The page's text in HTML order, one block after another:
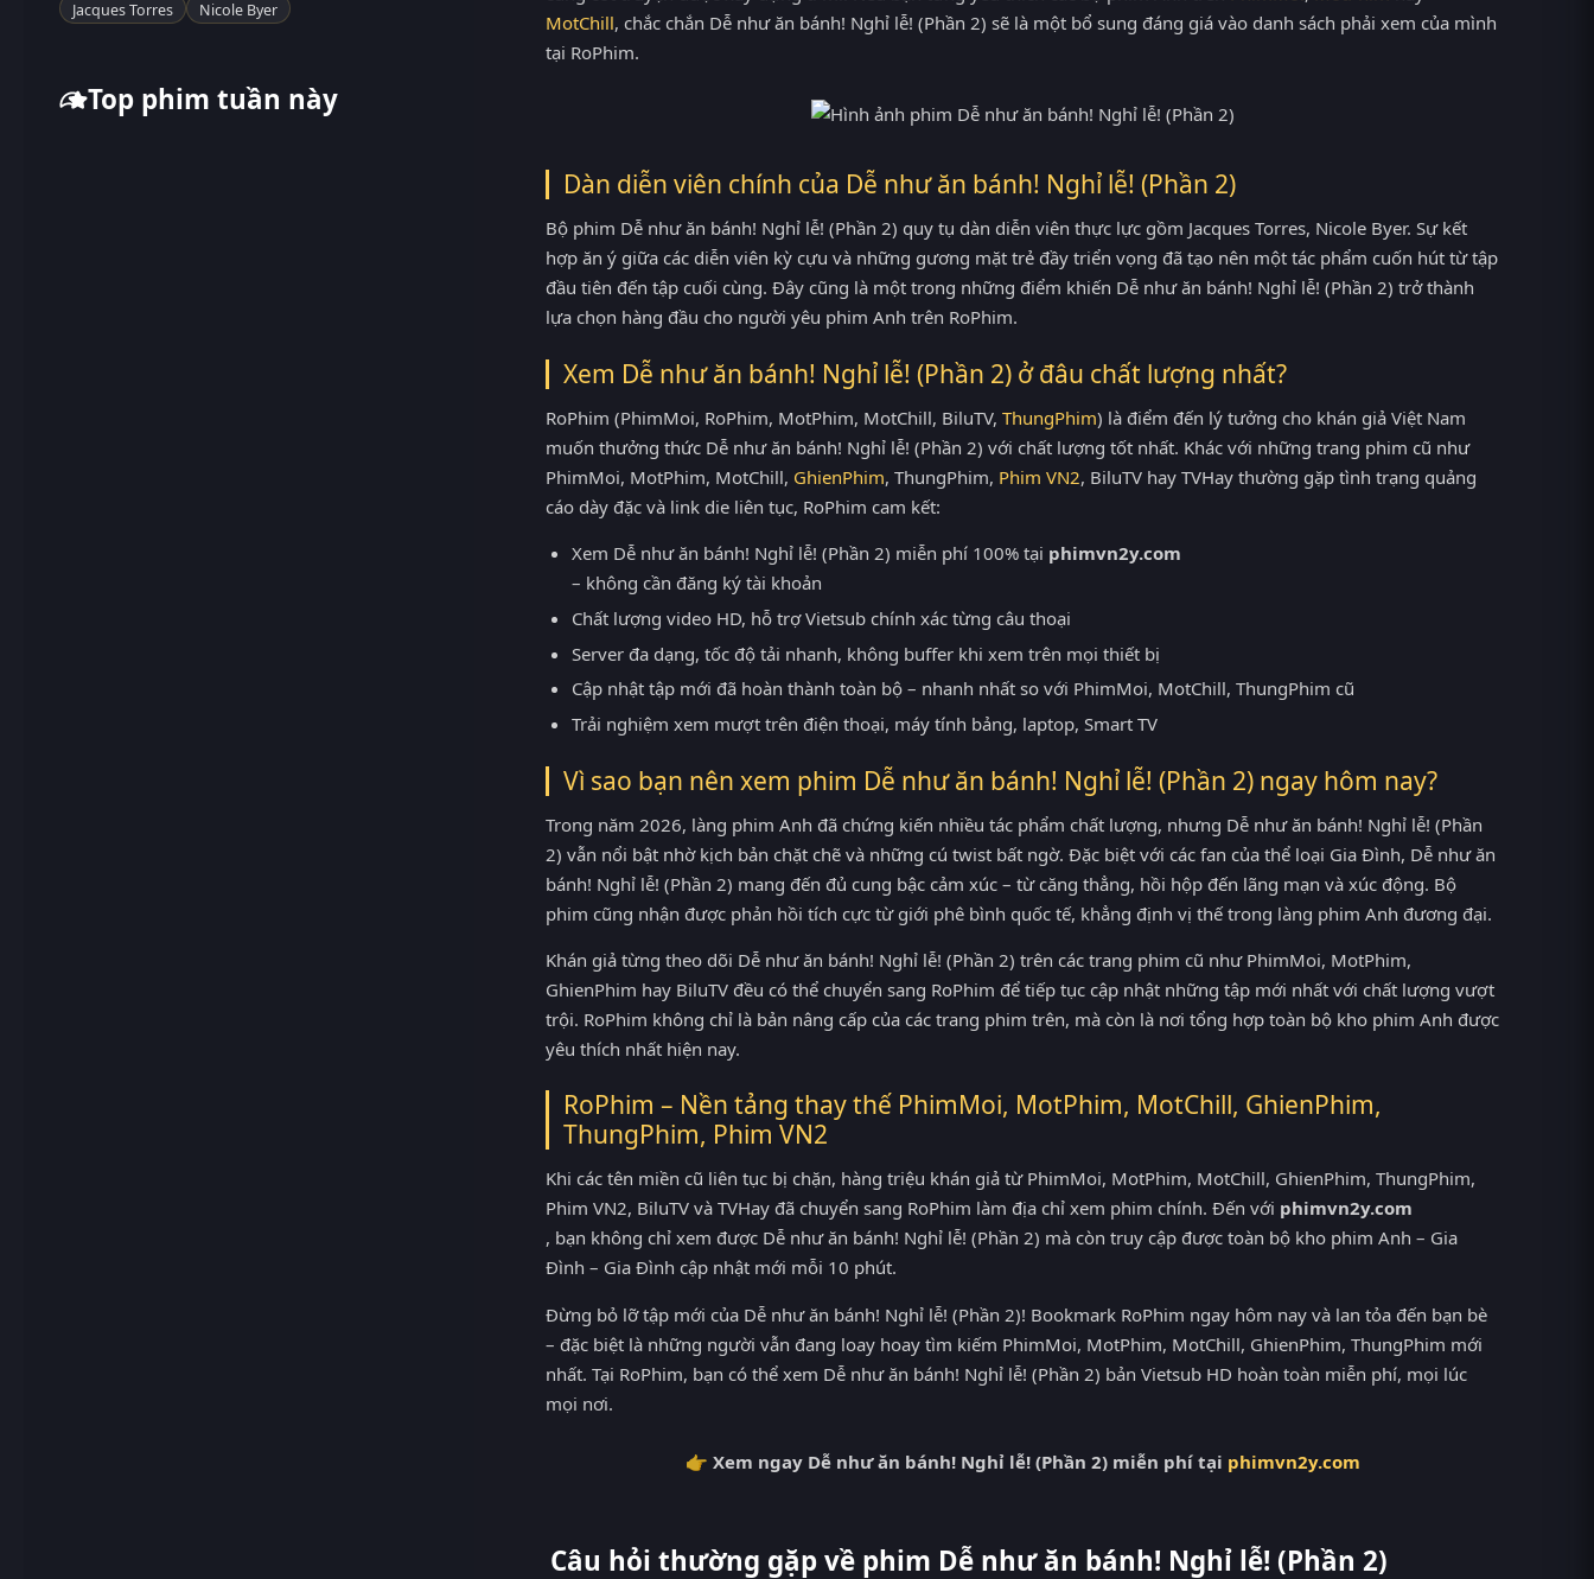
Jacques Torres Nicole Byer
Top phim tuần này
MotChill, chắc chắn Dễ như ăn bánh! Nghỉ lễ! (Phần 2) sẽ là một bổ sung đáng giá vào danh sách phải xem của mình
tại RoPhim.
Dàn diễn viên chính của Dễ như ăn bánh! Nghỉ lễ! (Phần 2)
Bộ phim Dễ như ăn bánh! Nghỉ lễ! (Phần 2) quy tụ dàn diễn viên thực lực gồm Jacques Torres, Nicole Byer. Sự kết
hợp ăn ý giữa các diễn viên kỳ cựu và những gương mặt trẻ đầy triển vọng đã tạo nên một tác phẩm cuốn hút từ tập
đầu tiên đến tập cuối cùng. Đây cũng là một trong những điểm khiến Dễ như ăn bánh! Nghỉ lễ! (Phần 2) trở thành
lựa chọn hàng đầu cho người yêu phim Anh trên RoPhim.
Xem Dễ như ăn bánh! Nghỉ lễ! (Phần 2) ở đâu chất lượng nhất?
RoPhim (PhimMoi, RoPhim, MotPhim, MotChill, BiluTV, ThungPhim) là điểm đến lý tưởng cho khán giả Việt Nam
muốn thưởng thức Dễ như ăn bánh! Nghỉ lễ! (Phần 2) với chất lượng tốt nhất. Khác với những trang phim cũ như
PhimMoi, MotPhim, MotChill, GhienPhim, ThungPhim, Phim VN2, BiluTV hay TVHay thường gặp tình trạng quảng
cáo dày đặc và link die liên tục, RoPhim cam kết:
Xem Dễ như ăn bánh! Nghỉ lễ! (Phần 2) miễn phí 100% tại phimvn2y.com
– không cần đăng ký tài khoản
Chất lượng video HD, hỗ trợ Vietsub chính xác từng câu thoại
Server đa dạng, tốc độ tải nhanh, không buffer khi xem trên mọi thiết bị
Cập nhật tập mới đã hoàn thành toàn bộ – nhanh nhất so với PhimMoi, MotChill, ThungPhim cũ
Trải nghiệm xem mượt trên điện thoại, máy tính bảng, laptop, Smart TV
Vì sao bạn nên xem phim Dễ như ăn bánh! Nghỉ lễ! (Phần 2) ngay hôm nay?
Trong năm 2026, làng phim Anh đã chứng kiến nhiều tác phẩm chất lượng, nhưng Dễ như ăn bánh! Nghỉ lễ! (Phần
2) vẫn nổi bật nhờ kịch bản chặt chẽ và những cú twist bất ngờ. Đặc biệt với các fan của thể loại Gia Đình, Dễ như ăn
bánh! Nghỉ lễ! (Phần 2) mang đến đủ cung bậc cảm xúc – từ căng thẳng, hồi hộp đến lãng mạn và xúc động. Bộ
phim cũng nhận được phản hồi tích cực từ giới phê bình quốc tế, khẳng định vị thế trong làng phim Anh đương đại.
Khán giả từng theo dõi Dễ như ăn bánh! Nghỉ lễ! (Phần 2) trên các trang phim cũ như PhimMoi, MotPhim,
GhienPhim hay BiluTV đều có thể chuyển sang RoPhim để tiếp tục cập nhật những tập mới nhất với chất lượng vượt
trội. RoPhim không chỉ là bản nâng cấp của các trang phim trên, mà còn là nơi tổng hợp toàn bộ kho phim Anh được
yêu thích nhất hiện nay.
RoPhim – Nền tảng thay thế PhimMoi, MotPhim, MotChill, GhienPhim,
ThungPhim, Phim VN2
Khi các tên miền cũ liên tục bị chặn, hàng triệu khán giả từ PhimMoi, MotPhim, MotChill, GhienPhim, ThungPhim,
Phim VN2, BiluTV và TVHay đã chuyển sang RoPhim làm địa chỉ xem phim chính. Đến với phimvn2y.com
, bạn không chỉ xem được Dễ như ăn bánh! Nghỉ lễ! (Phần 2) mà còn truy cập được toàn bộ kho phim Anh – Gia
Đình – Gia Đình cập nhật mới mỗi 10 phút.
Đừng bỏ lỡ tập mới của Dễ như ăn bánh! Nghỉ lễ! (Phần 2)! Bookmark RoPhim ngay hôm nay và lan tỏa đến bạn bè
– đặc biệt là những người vẫn đang loay hoay tìm kiếm PhimMoi, MotPhim, MotChill, GhienPhim, ThungPhim mới
nhất. Tại RoPhim, bạn có thể xem Dễ như ăn bánh! Nghỉ lễ! (Phần 2) bản Vietsub HD hoàn toàn miễn phí, mọi lúc
mọi nơi.
👉 Xem ngay Dễ như ăn bánh! Nghỉ lễ! (Phần 2) miễn phí tại phimvn2y.com
Câu hỏi thường gặp về phim Dễ như ăn bánh! Nghỉ lễ! (Phần 2)